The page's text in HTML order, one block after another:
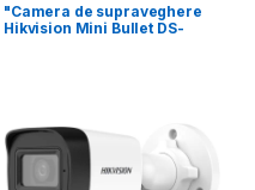
"Camera de supraveghere
Hikvision Mini Bullet DS-